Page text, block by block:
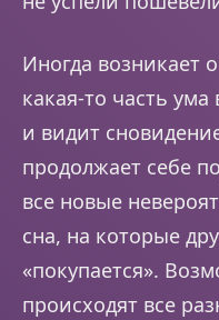
Иногда возникает
какая-то часть
и видит
продолжает себе
все новые
сна, на которые
«покупается».
происходят все